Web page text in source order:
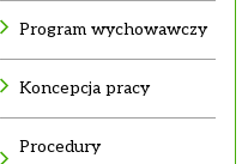
Program wychowawczy
Koncepcja pracy
Procedury